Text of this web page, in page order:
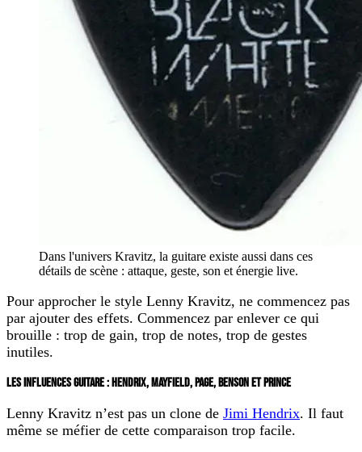
Dans l'univers Kravitz, la guitare existe aussi dans ces
détails de scène : attaque, geste, son et énergie live.
Pour approcher le style Lenny Kravitz, ne commencez pas
par ajouter des effets. Commencez par enlever ce qui
brouille : trop de gain, trop de notes, trop de gestes
inutiles.
LES INFLUENCES GUITARE : HENDRIX, MAYFIELD, PAGE, BENSON ET PRINCE
Lenny Kravitz n’est pas un clone de Jimi Hendrix. Il faut
même se méfier de cette comparaison trop facile.